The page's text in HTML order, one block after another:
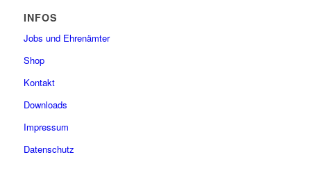
INFOS
Jobs und Ehrenämter
Shop
Kontakt
Downloads
Impressum
Datenschutz